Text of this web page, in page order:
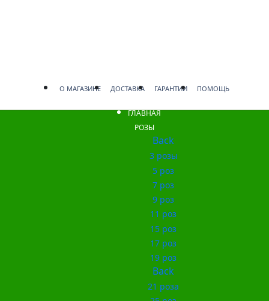
О МАГАЗИНЕ ДОСТАВКА ГАРАНТИИ ПОМОЩЬ
ГЛАВНАЯ
РОЗЫ
Back
3 розы
5 роз
7 роз
9 роз
11 роз
15 роз
17 роз
19 роз
Back
21 роза